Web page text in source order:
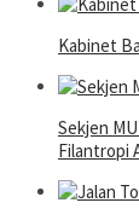
Kabinet
Sekjen
Filantropi